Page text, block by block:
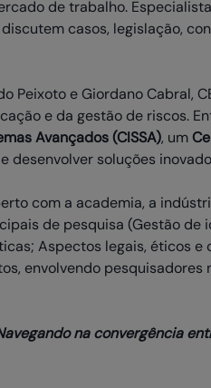
de trabalho.
casos, legislação,
Peixoto e Giordano Cabral,
e da gestão de riscos.
Avançados (CISSA), um
desenvolver soluções
com a academia, a
de pesquisa (Gestão de
Aspectos legais, éticos
envolvendo pesquisadores
na convergência